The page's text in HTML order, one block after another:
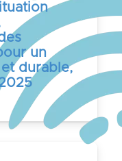
un
durable,